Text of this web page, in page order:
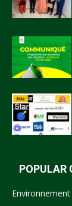
POPULAR
Environnement